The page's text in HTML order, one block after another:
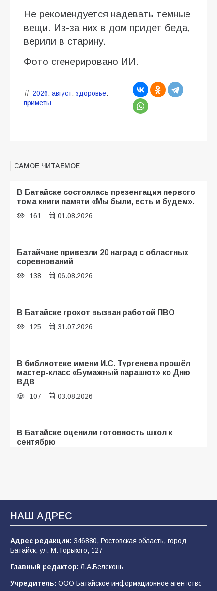
Не рекомендуется надевать темные
вещи. Из-за них в дом придет беда,
верили в старину.
Фото сгенерировано ИИ.
2026, август, здоровье,
приметы
САМОЕ ЧИТАЕМОЕ
В Батайске состоялась презентация первого
тома книги памяти «Мы были, есть и будем».
161 01.08.2026
Батайчане привезли 20 наград с областных
соревнований
138 06.08.2026
В Батайске грохот вызван работой ПВО
125 31.07.2026
В библиотеке имени И.С. Тургенева прошёл
мастер-класс «Бумажный парашют» ко Дню
ВДВ
107 03.08.2026
В Батайске оценили готовность школ к
сентябрю
образовательного кластера
106 05.08.2026
«Мобилизация или набор?» Что на самом
2026 года
101 03.08.2026
НАШ АДРЕС
Адрес редакции: 346880, Ростовская область, город
Батайск, ул. М. Горького, 127
Главный редактор: Л.А.Белоконь
Учредитель: ООО Батайское информационное агентство